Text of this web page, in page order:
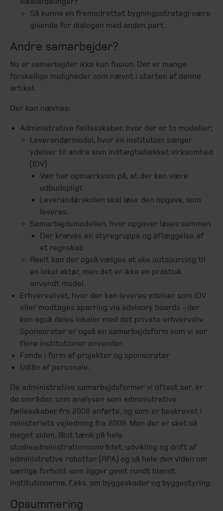
Så kunne en fremadrettet bygningsstrategi være
givende for dialogen med anden part.
Andre samarbejder?
Nu er samarbejder ikke kun fusion. Der er mange
forskellige muligheder som nævnt i starten af denne
artikel.
Der kan nævnes:
Administrative fællesskaber, hvor der er to modeller;
Leverandørmodel, hvor én institution sælger
ydelser til andre som indtægtsdækket virksomhed
(IDV)
Vær her opmærksom på, at der kan være
udbudspligt
Leverandørskolen skal løse den opgave, som
leveres.
Samarbejdsmodellen, hvor opgaver løses sammen
Der kræves en styregruppe og aflæggelse af
et regnskab
Reelt kan der også vælges at ske outsourcing til
en lokal aktør, men det er ikke en praktisk
anvendt model.
Erhvervslivet, hvor der kan leveres ydelser som IDV
eller modtages sparring via advisory boards – der
kan også deles lokaler med det private erhvervsliv.
Sponsorater er også en samarbejdsform som vi ser
flere institutioner anvender.
Fonde i form af projekter og sponsorater
Udlån af personale.
De administrative samarbejdsformer vi oftest ser, er
de områder, som analysen som administrative
fællesskaber fra 2008 anførte, og som er beskrevet i
ministeriets vejledning fra 2009. Men der er sket så
meget siden. Blot tænk på hele
studieadministrationsområdet, udvikling og drift af
administrative robotter (RPA) og så hele den viden om
særlige forhold, som ligger gemt rundt blandt
institutionerne, f.eks. om byggeskader og byggestyring.
Opsummering